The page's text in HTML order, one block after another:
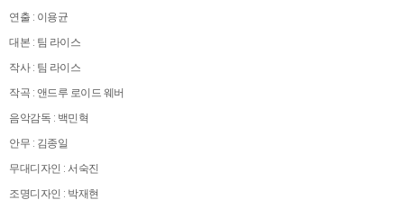
연출 : 이용균
대본 : 팀 라이스
작사 : 팀 라이스
작곡 : 앤드루 로이드 웨버
음악감독 : 백민혁
안무 : 김종일
무대디자인 : 서숙진
조명디자인 : 박재현